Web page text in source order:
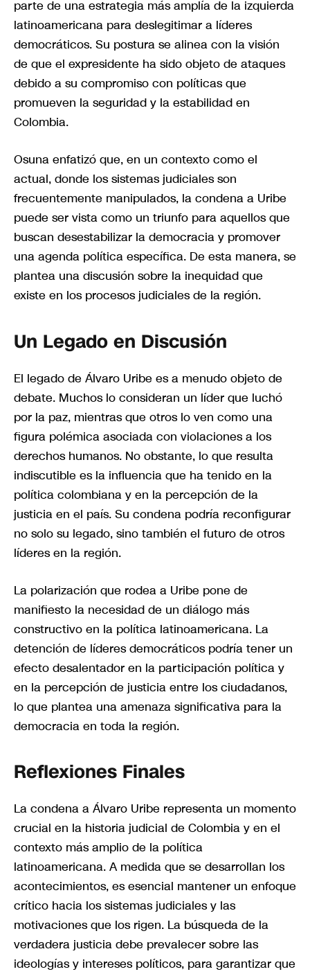
parte de una estrategia más amplía de la izquierda
latinoamericana para deslegitimar a líderes
democráticos. Su postura se alinea con la visión
de que el expresidente ha sido objeto de ataques
debido a su compromiso con políticas que
promueven la seguridad y la estabilidad en
Colombia.
Osuna enfatizó que, en un contexto como el
actual, donde los sistemas judiciales son
frecuentemente manipulados, la condena a Uribe
puede ser vista como un triunfo para aquellos que
buscan desestabilizar la democracia y promover
una agenda política específica. De esta manera, se
plantea una discusión sobre la inequidad que
existe en los procesos judiciales de la región.
Un Legado en Discusión
El legado de Álvaro Uribe es a menudo objeto de
debate. Muchos lo consideran un líder que luchó
por la paz, mientras que otros lo ven como una
figura polémica asociada con violaciones a los
derechos humanos. No obstante, lo que resulta
indiscutible es la influencia que ha tenido en la
política colombiana y en la percepción de la
justicia en el país. Su condena podría reconfigurar
no solo su legado, sino también el futuro de otros
líderes en la región.
La polarización que rodea a Uribe pone de
manifiesto la necesidad de un diálogo más
constructivo en la política latinoamericana. La
detención de líderes democráticos podría tener un
efecto desalentador en la participación política y
en la percepción de justicia entre los ciudadanos,
lo que plantea una amenaza significativa para la
democracia en toda la región.
Reflexiones Finales
La condena a Álvaro Uribe representa un momento
crucial en la historia judicial de Colombia y en el
contexto más amplio de la política
latinoamericana. A medida que se desarrollan los
acontecimientos, es esencial mantener un enfoque
crítico hacia los sistemas judiciales y las
motivaciones que los rigen. La búsqueda de la
verdadera justicia debe prevalecer sobre las
ideologías y intereses políticos, para garantizar que